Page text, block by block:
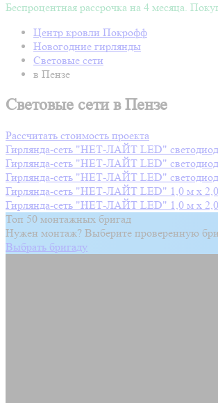
Беспроцентная рассрочка на 4 месяца.
Центр кровли Покрофф
Новогодние гирлянды
Световые сети
в Пензе
Световые сети в Пензе
Рассчитать стоимость проекта
Гирлянда-сеть "НЕТ-ЛАЙТ LED"
Гирлянда-сеть "НЕТ-ЛАЙТ LED"
Гирлянда-сеть "НЕТ-ЛАЙТ LED"
Гирлянда-сеть "НЕТ-ЛАЙТ LED" 1,0 м х 2,0
Гирлянда-сеть "НЕТ-ЛАЙТ LED" 1,0 м х 2,0
Топ 50 монтажных бригад
Нужен монтаж? Выберите проверенную
Выбрать бригаду